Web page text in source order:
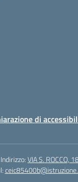
di
Indirizzo:VIA S. ROCCO,